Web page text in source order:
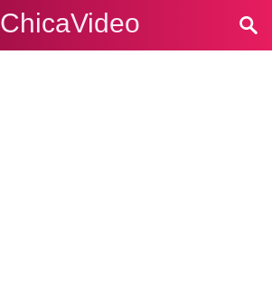
ChicaVideo